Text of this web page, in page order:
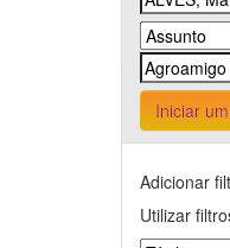
Iniciar
Adicionar
Utilizar